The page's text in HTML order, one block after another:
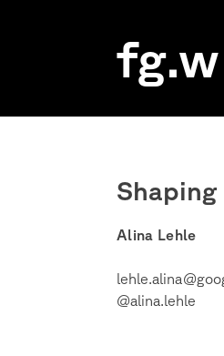
fg.w
Bachelor Kommunikationsdesign und Master Design & Information studieren
Alina Lehle
@alina.lehle